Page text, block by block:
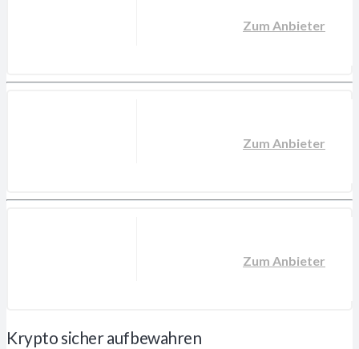
Zum Anbieter
Zum Anbieter
Zum Anbieter
Krypto sicher aufbewahren